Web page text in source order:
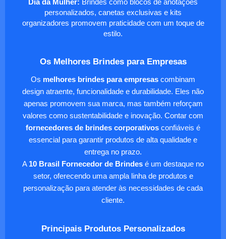
Dia da Mulher: Brindes como blocos de anotações
personalizados, canetas exclusivas e kits
organizadores promovem praticidade com um toque de
estilo.
Os Melhores Brindes para Empresas
Os melhores brindes para empresas combinam
design atraente, funcionalidade e durabilidade. Eles não
apenas promovem sua marca, mas também reforçam
valores como sustentabilidade e inovação. Contar com
fornecedores de brindes corporativos confiáveis é
essencial para garantir produtos de alta qualidade e
entrega no prazo.
A 10 Brasil Fornecedor de Brindes é um destaque no
setor, oferecendo uma ampla linha de produtos e
personalização para atender às necessidades de cada
cliente.
Principais Produtos Personalizados